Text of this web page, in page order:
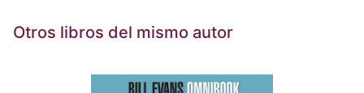
Otros libros del mismo autor